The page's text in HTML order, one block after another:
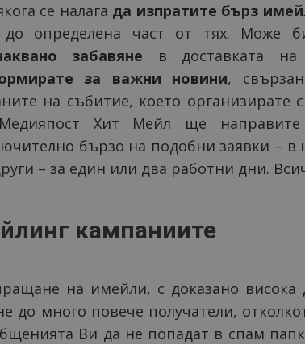
се налага да изпратите бърз
определена част от тях. Може
забавяне в доставката
за важни новини,
на събитие, което организирате
Хит Мейл ще
бързо на подобни заявки –
– за един или два работни дни.
кампаниите
на имейли, с доказано висока
много повече получатели,
Ви да не попадат в спам